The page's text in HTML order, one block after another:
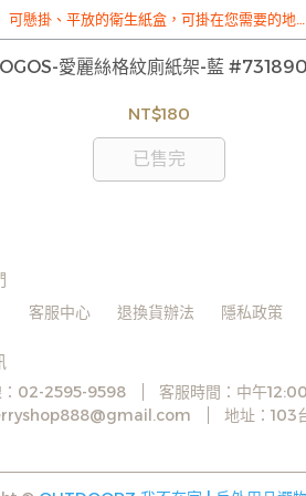
可懸掛、平放的衛生紙盒，可掛在您需要的地
/
訂購注意事項 :
缺貨情形，客服人員將立即與您聯繫交期或更
商品，如無法出貨，本公司將有權取消訂單，
成不便尚請見諒。如遇庫存不足無法下單，亦
迎洽詢客服。
愛麗絲格紋廁紙架-藍
NT$180
已售完
客服中心 退換貨辦法 隱私政策
：02-2595-9598
客服時間：中午
地址：103